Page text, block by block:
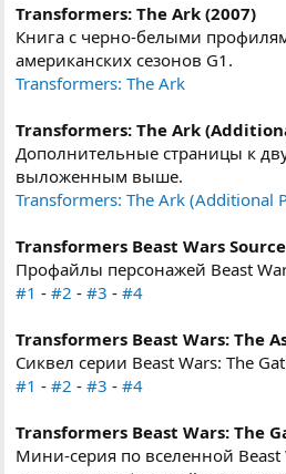
Transformers: The Ark (2007)
Книга с черно-белыми
американских сезонов G1.
Transformers: The Ark
Transformers: The Ark
Дополнительные страницы к
выложенным выше.
Transformers: The Ark (Additional
Transformers Beast Wars
Профайлы персонажей Beast
#1 -#2 -#3 -#4
Transformers Beast Wars: The
Сиквел серии Beast Wars: The
#1 -#2 -#3 -#4
Transformers Beast Wars: The
Мини-серия по вселенной Beast